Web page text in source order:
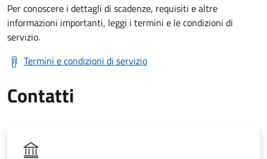
Per conoscere i dettagli di scadenze, requisiti e altre
informazioni importanti, leggi i termini e le condizioni di
servizio.
Termini e condizioni di servizio
Contatti